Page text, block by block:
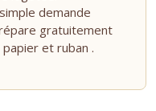
demande
gratuitement
et ruban .